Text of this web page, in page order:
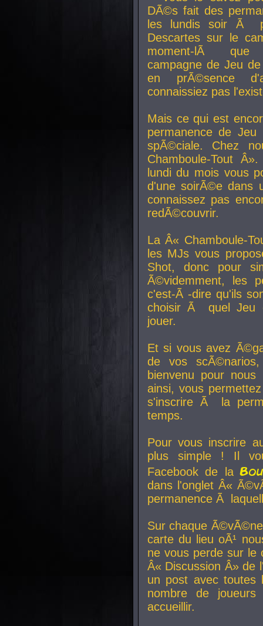
DÃ©s fait des
les lundis soir Ã
Descartes sur le
moment-lÃ que
campagne de Jeu
en prÃ©sence
connaissiez pas
Mais ce qui est
permanence de
spÃ©ciale. Chez
Chamboule-Tout
lundi du mois vous
d'une soirÃ©e dans
connaissez pas
redÃ©couvrir.
La Â« Chamboule-
les MJs vous
Shot, donc pour
Ã©videmment, les
c'est-Ã -dire qu'ils
choisir Ã quel Jeu
jouer.
Et si vous avez
de vos
bienvenu pour
ainsi, vous
s'inscrire Ã la
temps.
Pour vous inscrire
plus simple ! Il
Facebook de la
dans l'onglet Â«
permanence Ã
Sur chaque
carte du lieu oÃ¹
ne vous perde sur le
Â« Discussion Â» de
un post avec toutes
nombre de
accueillir.